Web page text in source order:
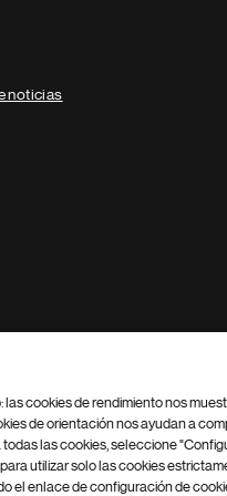
noticias
Configuración de
cookies de rendimiento nos
de orientación nos ayudan a
las cookies, seleccione
utilizar solo las cookies
el enlace de configuración de